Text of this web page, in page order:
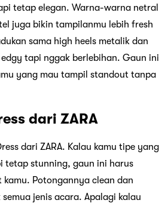
tetap elegan. Warna-warna netral
juga bikin tampilanmu lebih fresh
sama high heels metalik dan
tapi nggak berlebihan. Gaun ini
yang mau tampil standout tanpa
dari ZARA
dari ZARA. Kalau kamu tipe yang
tetap stunning, gaun ini harus
kamu. Potongannya clean dan
jenis acara. Apalagi kalau